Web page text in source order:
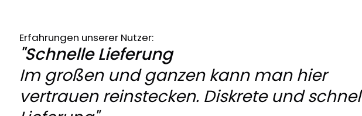
Erfahrungen unserer Nutzer:
"Schnelle Lieferung
Im großen und ganzen kann man hier
vertrauen reinstecken. Diskrete und